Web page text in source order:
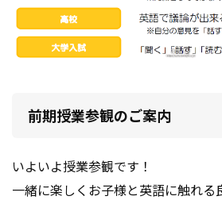
前期授業参観のご案内
いよいよ授業参観です！
一緒に楽しくお子様と英語に触れる